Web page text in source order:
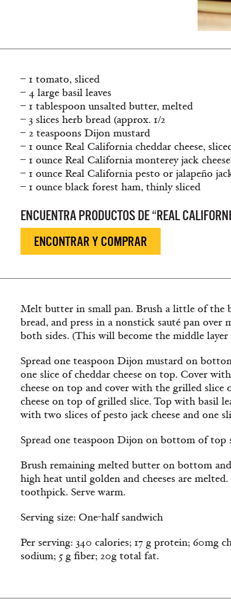
– 1 tomato, sliced
– 4 large basil leaves
– 1 tablespoon unsalted butter, melted
– 3 slices herb bread (approx. 1/2
– 2 teaspoons Dijon mustard
– 1 ounce Real California cheddar cheese,
– 1 ounce Real California monterey jack
– 1 ounce Real California pesto or jalapeño
– 1 ounce black forest ham, thinly sliced
ENCUENTRA PRODUCTOS DE “REAL
ENCONTRAR Y COMPRAR
Melt butter in small pan. Brush a little of the
bread, and press in a nonstick sauté pan
both sides. (This will become the middle
Spread one teaspoon Dijon mustard on
one slice of cheddar cheese on top. Cover
cheese on top and cover with the grilled slice
cheese on top of grilled slice. Top with basil
with two slices of pesto jack cheese and one
Spread one teaspoon Dijon on bottom of top
Brush remaining melted butter on bottom
high heat until golden and cheeses are
toothpick. Serve warm.
Serving size: One-half sandwich
Per serving: 340 calories; 17 g protein; 60mg
sodium; 5 g fiber; 20g total fat.